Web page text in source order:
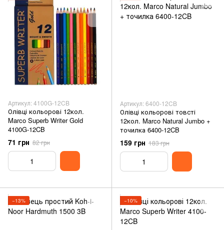
Артикул: 4100G-12CB
Олівці кольорові 12кол.
Marco Superb Writer Gold
4100G-12CB
71 грн 82 грн
Артикул: 6400-12CB
Олівці кольорові товсті
12кол. Marco Natural Jumbo +
точилка 6400-12CB
159 грн 183 грн
−13% −10%